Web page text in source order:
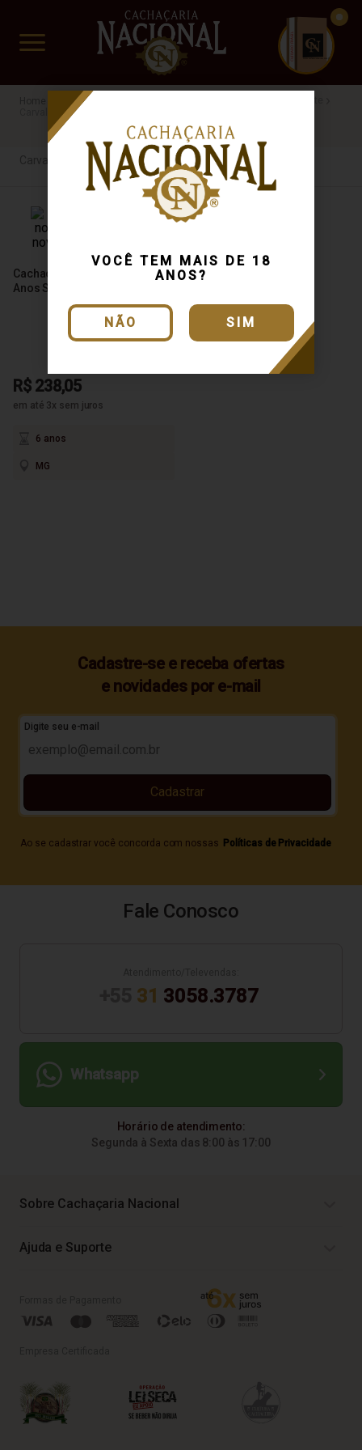
VOCÊ TEM MAIS DE 18
ANOS?
NÃO SIM
www.cachacarianacional.com.br
CUIDADO FRÁGIL
Cachaça
R$200 a R$500
Carvalho Europeu
Cachaça Dama da Noite 6
Anos Select 750ml
R$ 238,05
em até 3x sem juros
6 anos
MG
Cadastre-se e receba ofertas
e novidades por e-mail
Digite seu e-mail
Ao se cadastrar você concorda com nossas Políticas de Privacidade
Cadastrar
Fale Conosco
31 3058.3787
Whatsapp
Horário de atendimento:
Segunda à Sexta das 8:00 às 17:00
Sobre Cachaçaria Nacional
Ajuda e Suporte